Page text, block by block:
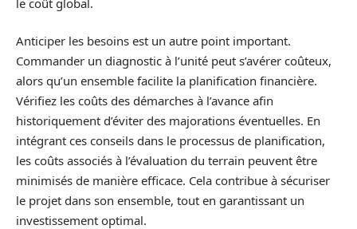
Anticiper les besoins est un autre point important.
Commander un diagnostic à l’unité peut s’avérer coûteux,
alors qu’un ensemble facilite la planification financière.
Vérifiez les coûts des démarches à l’avance afin
historiquement d’éviter des majorations éventuelles. En
intégrant ces conseils dans le processus de planification,
les coûts associés à l’évaluation du terrain peuvent être
minimisés de manière efficace. Cela contribue à sécuriser
le projet dans son ensemble, tout en garantissant un
investissement optimal.